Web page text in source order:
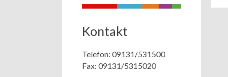
Kontakt
Telefon: 09131/531500
Fax: 09131/5315020